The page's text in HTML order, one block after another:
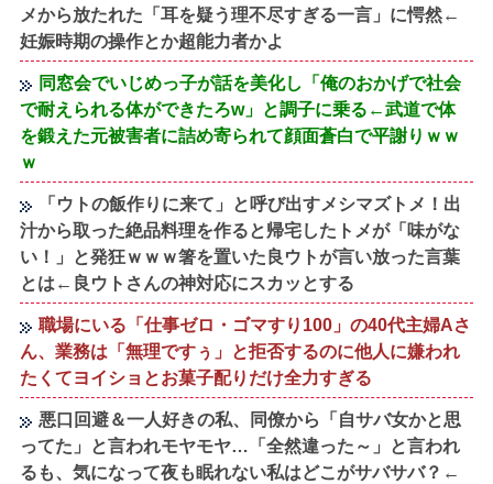
メから放たれた「耳を疑う理不尽すぎる一言」に愕然←
妊娠時期の操作とか超能力者かよ
同窓会でいじめっ子が話を美化し「俺のおかげで社会
で耐えられる体ができたろw」と調子に乗る←武道で体
を鍛えた元被害者に詰め寄られて顔面蒼白で平謝りｗｗ
ｗ
「ウトの飯作りに来て」と呼び出すメシマズトメ！出
汁から取った絶品料理を作ると帰宅したトメが「味がな
い！」と発狂ｗｗｗ箸を置いた良ウトが言い放った言葉
とは←良ウトさんの神対応にスカッとする
職場にいる「仕事ゼロ・ゴマすり100」の40代主婦Aさ
ん、業務は「無理ですぅ」と拒否するのに他人に嫌われ
たくてヨイショとお菓子配りだけ全力すぎる
悪口回避＆一人好きの私、同僚から「自サバ女かと思
ってた」と言われモヤモヤ…「全然違った～」と言われ
るも、気になって夜も眠れない私はどこがサバサバ？←